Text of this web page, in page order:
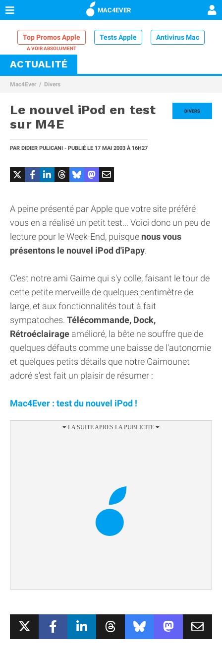
MAC4EVER
Top Promos Apple Tests Apple Antivirus Mac
VPN Mac
Comparatif iPhone
ACTUALITÉ
Mac4Ever Divers
DIVERS
Le nouvel iPod en test
sur M4E
PAR DIDIER PULICANI - PUBLIÉ LE 17 MAI 2003 À 16H27
A peine présenté par Apple que votre site préféré
vous en a réalisé un petit test... Voici donc un peu de
lecture pour le Week-End, puisque nous vous
présentons le nouvel iPod d'iPapy.
C'est notre ami Gaime qui s'y colle, faisant le tour de
cette petite merveille de quelques centimètre de
large, et aux fonctionnalités tout à fait
sympatoches. Télécommande, Dock,
Rétroéclairage amélioré, la bête ne souffre que de
quelques défauts comme une baisse de l'autonomie
et quelques petits détails que notre Gaimounet
adoré s'est fait un plaisir de résumer :
Mac4Ever : test du nouvel iPod !